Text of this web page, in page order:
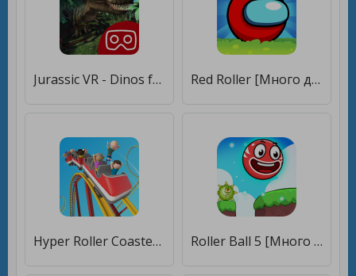
Jurassic VR - Dinos for Cardboard Virtual Reality [Много денег] Red Roller [Много денег]
Hyper Roller Coaster [Много денег] Roller Ball 5 [Много денег]